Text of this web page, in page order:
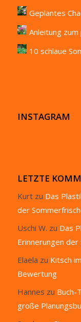
Geplantes
Anleitung zum
10 schlaue
INSTAGRAM
LETZTE
Kurtzu Das
der
Uschi W. zu Das
Erinnerungen
Elaela zu Kitsch
Bewertung
Hannes zu Buch-
große